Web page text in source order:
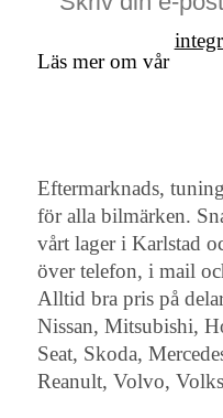
Läs mer om vår
Eftermarknads,
för alla bilmärken.
vårt lager i Karlstad
över telefon, i mail
Alltid bra pris på
Nissan, Mitsubishi,
Seat, Skoda,
Reanult, Volvo,